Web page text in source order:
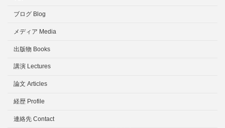
ブログ Blog
メディア Media
出版物 Books
講演 Lectures
論文 Articles
経歴 Profile
連絡先 Contact